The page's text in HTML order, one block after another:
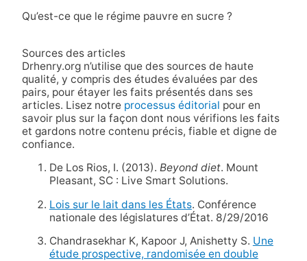
Qu’est-ce que le régime pauvre en sucre ?
Sources des articles
Drhenry.org n’utilise que des sources de haute
qualité, y compris des études évaluées par des
pairs, pour étayer les faits présentés dans ses
articles. Lisez notre processus éditorial pour en
savoir plus sur la façon dont nous vérifions les faits
et gardons notre contenu précis, fiable et digne de
confiance.
De Los Rios, I. (2013). Beyond diet. Mount
Pleasant, SC : Live Smart Solutions.
Lois sur le lait dans les États. Conférence
nationale des législatures d’État. 8/29/2016
Chandrasekhar K, Kapoor J, Anishetty S. Une
étude prospective, randomisée en double